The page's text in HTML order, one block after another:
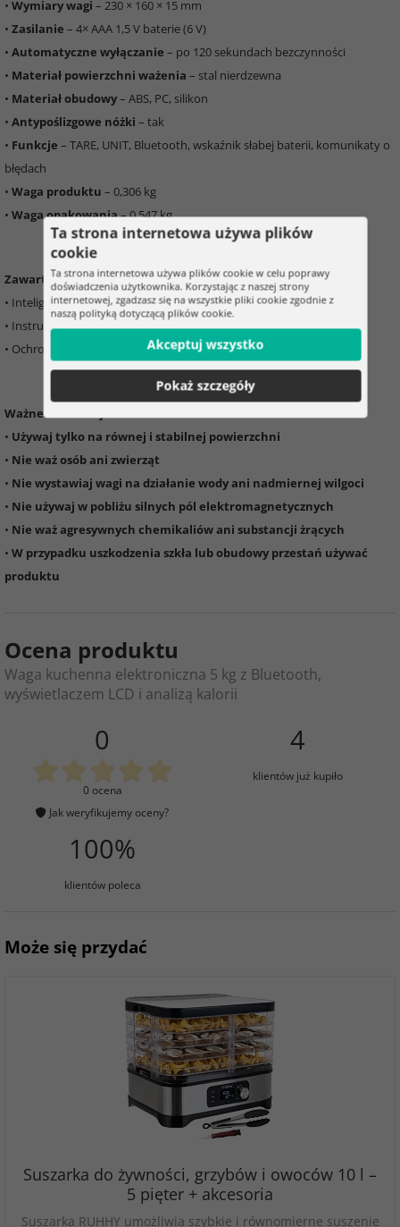
• Wymiary wagi – 230 × 160 × 15 mm
• Zasilanie – 4× AAA 1,5 V baterie (6 V)
• Automatyczne wyłączanie – po 120 sekundach bezczynności
• Materiał powierzchni ważenia – stal nierdzewna
• Materiał obudowy– ABS, PC, silikon
• Antypoślizgowe nóżki – tak
• Funkcje – TARE, UNIT, Bluetooth, wskaźnik słabej baterii, komunikaty o
błędach
• Waga produktu – 0,306 kg
• Waga opakowania– 0,547 kg
Zawartość opakowania:
• Inteligentna waga kuchenna Ruhhy
• Instrukcja obsługi
• Ochrona transportowa
Ważne informacje:
• Używaj tylko na równej i stabilnej powierzchni
• Nie waż osób ani zwierząt
• Nie wystawiaj wagi na działanie wody ani nadmiernej wilgoci
• Nie używaj w pobliżu silnych pól elektromagnetycznych
• Nie waż agresywnych chemikaliów ani substancji żrących
• W przypadku uszkodzenia szkła lub obudowy przestań używać
produktu
Ocena produktu
Waga kuchenna elektroniczna 5 kg z Bluetooth,
wyświetlaczem LCD i analizą kalorii
0
0 ocena
Jak weryfikujemy oceny?
4
klientów już kupiło
100%
klientów poleca
Może się przydać
Suszarka do żywności, grzybów i owoców 10 l –
5 pięter + akcesoria
Suszarka RUHHY umożliwia szybkie i równomierne suszenie
Ta strona internetowa używa plików
cookie
Ta strona internetowa używa plików cookie w celu poprawy
doświadczenia użytkownika. Korzystając z naszej strony
internetowej, zgadzasz się na wszystkie pliki cookie zgodnie z
naszą polityką dotyczącą plików cookie.
Akceptuj wszystko
Pokaż szczegóły